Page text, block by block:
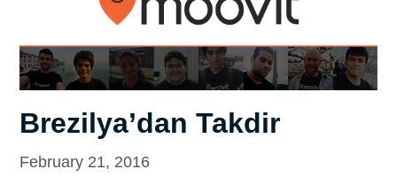
Brezilya’dan Takdir
February 21, 2016